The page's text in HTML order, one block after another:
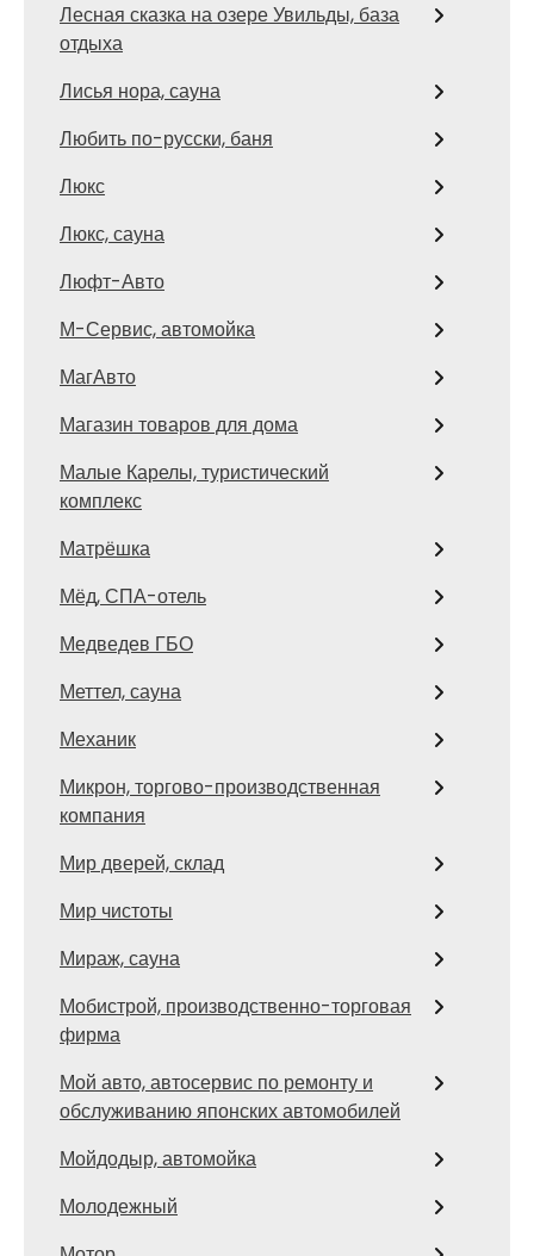
Лесная сказка на озере Увильды, база
отдыха
Лисья нора, сауна
Любить по-русски, баня
Люкс
Люкс, сауна
Люфт-Авто
М-Сервис, автомойка
МагАвто
Магазин товаров для дома
Малые Карелы, туристический
комплекс
Матрёшка
Мёд, СПА-отель
Медведев ГБО
Меттел, сауна
Механик
Микрон, торгово-производственная
компания
Мир дверей, склад
Мир чистоты
Мираж, сауна
Мобистрой, производственно-торговая
фирма
Мой авто, автосервис по ремонту и
обслуживанию японских автомобилей
Мойдодыр, автомойка
Молодежный